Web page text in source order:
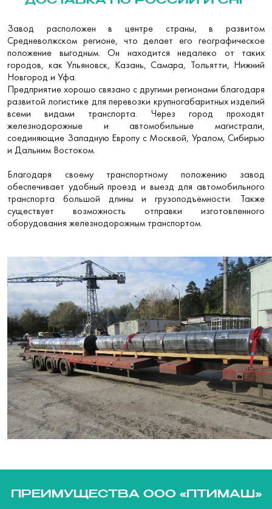
Завод расположен в центре страны, в развитом
Средневолжском регионе, что делает его географическое
положение выгодным. Он находится недалеко от таких
городов, как Ульяновск, Казань, Самара, Тольятти, Нижний
Новгород и Уфа.
Предприятие хорошо связано с другими регионами благодаря
развитой логистике для перевозки крупногабаритных изделий
всеми видами транспорта. Через город проходят
железнодорожные и автомобильные магистрали,
соединяющие Западную Европу с Москвой, Уралом, Сибирью
и Дальним Востоком.
Благодаря своему транспортному положению завод
обеспечивает удобный проезд и выезд для автомобильного
транспорта большой длины и грузоподъёмности. Также
существует возможность отправки изготовленного
оборудования железнодорожным транспортом.
ПРЕИМУЩЕСТВА ООО «ПТИМАШ»